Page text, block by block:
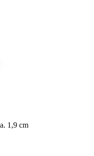
1,9 cm